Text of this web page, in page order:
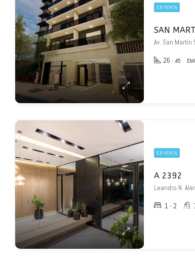
EN VENTA
SAN
Av. San
26 - 45
EN VENTA
A 2392
Leandro N.
1 - 2